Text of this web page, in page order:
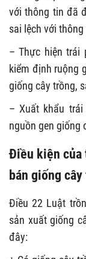
với thông tin đã
sai lệch với
– Thực hiện trái
kiểm định ruộng
giống cây trồng,
– Xuất khẩu
nguồn gen giống
Điều kiện của
bán giống
Điều 22 Luật
sản xuất giống
đây: